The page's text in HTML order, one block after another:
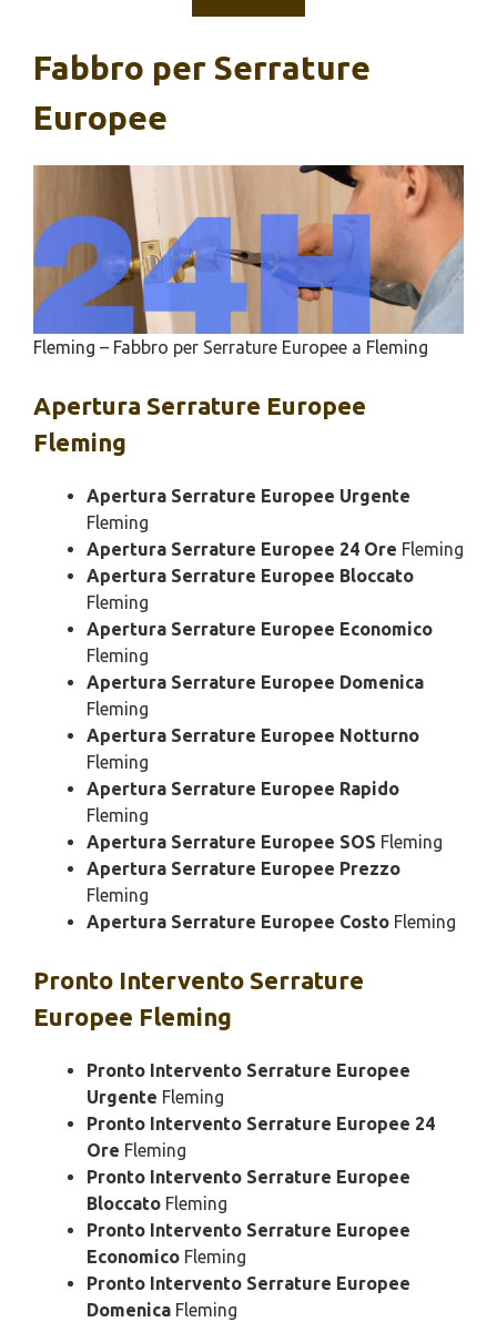
Fabbro per Serrature
Europee
Fleming – Fabbro per Serrature Europee a Fleming
Apertura Serrature Europee
Fleming
Apertura Serrature Europee Urgente
Fleming
Apertura Serrature Europee 24 Ore Fleming
Apertura Serrature Europee Bloccato
Fleming
Apertura Serrature Europee Economico
Fleming
Apertura Serrature Europee Domenica
Fleming
Apertura Serrature Europee Notturno
Fleming
Apertura Serrature Europee Rapido
Fleming
Apertura Serrature Europee SOS Fleming
Apertura Serrature Europee Prezzo
Fleming
Apertura Serrature Europee Costo Fleming
Pronto Intervento Serrature
Europee Fleming
Pronto Intervento Serrature Europee
Urgente Fleming
Pronto Intervento Serrature Europee 24
Ore Fleming
Pronto Intervento Serrature Europee
Bloccato Fleming
Pronto Intervento Serrature Europee
Economico Fleming
Pronto Intervento Serrature Europee
Domenica Fleming